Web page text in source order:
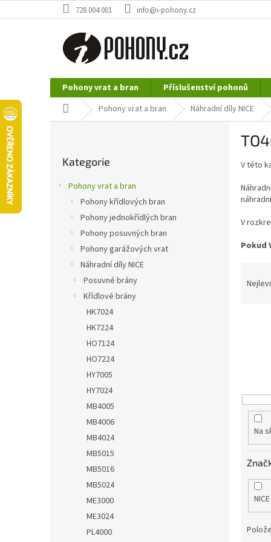
na
728 004 001 info@i-pohony.cz
Pohony vrat a bran Příslušenství pohonů
Nerezové polotovary
Hutní materiál
Domů Pohony vrat a bran Náhradní díly NICE
kategorie
Kategorie
Pohony vrat a bran
Pohony křídlových bran
Pohony jednokřídlých bran
Pohony posuvných bran
Pohony garážových vrat
Náhradní díly NICE
Posuvné brány
Křídlové brány
HK7024
HK7224
HO7124
HO7224
HY7005
HY7024
MB4005
MB4006
MB4024
MB5015
MB5016
MB5024
ME3000
ME3024
PL4000
V této
V
Pokud
u
Na